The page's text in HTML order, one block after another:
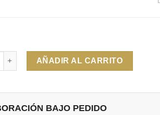
AÑADIR AL CARRITO
BAJO PEDIDO